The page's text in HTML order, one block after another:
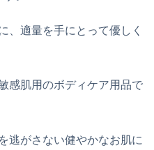
、適量を手にとって優しく
感肌用のボディケア用品で
逃がさない健やかなお肌に